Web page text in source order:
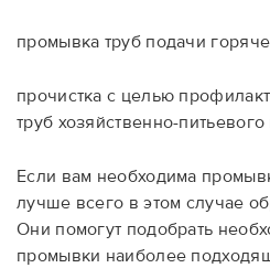
промывка труб подачи
прочистка с целью
труб хозяйственно-
Если вам необходима
лучше всего в этом случае
Они помогут подобрать
промывки наиболее